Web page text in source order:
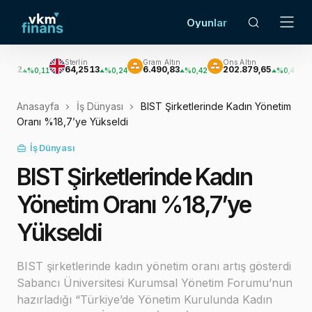
Oyunlar
Sterlin
64,2513 %0,24
Gram Altın
6.490,83 %0,42
Ons Altın
202.879,65 %0,42
Anasayfa İş Dünyası
BIST Şirketlerinde Kadın Yönetim
Oranı %18,7’ye Yükseldi
İş Dünyası
BIST Şirketlerinde Kadın
Yönetim Oranı %18,7’ye
Yükseldi
BIST şirketlerinde kadın yönetim oranı artış gösterdi
Sabancı Üniversitesi Kurumsal Yönetim Forumu’nun
hazırladığı “Türkiye’de Yönetim Kurulunda Kadın